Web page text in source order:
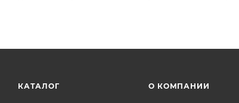
КАТАЛОГ О КОМПАНИИ